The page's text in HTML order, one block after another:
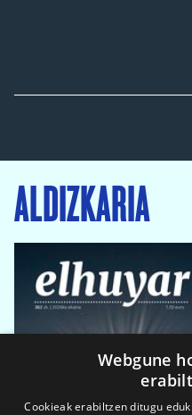
ALDIZKARIA
Webgune
Cookieak erabiltzen ditugu